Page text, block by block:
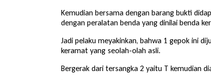
Kemudian bersama dengan barang bukti
dengan peralatan benda yang dinilai benda
Jadi pelaku meyakinkan, bahwa 1 gepok ini
keramat yang seolah-olah asli.
Bergerak dari tersangka 2 yaitu T kemudian